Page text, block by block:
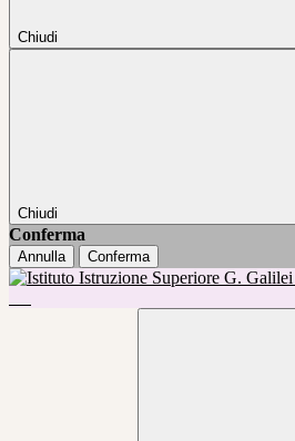
Chiudi
Chiudi
Conferma
Annulla Conferma